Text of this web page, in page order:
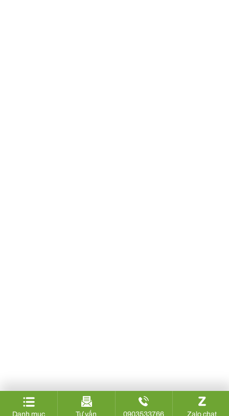
Danh mục Tư vấn 0903533766 Zalo chat